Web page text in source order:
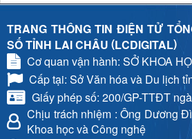
TRANG THÔNG TIN ĐIỆN TỬ
SỐ TỈNH LAI CHÂU (LCDIGITAL)
Cơ quan vận hành: SỞ KHOA
Cấp tại: Sở Văn hóa và Du lịch
Giấy phép số: 200/GP-TTĐT
Chịu trách nhiệm : Ông Dương
Khoa học và Công nghệ